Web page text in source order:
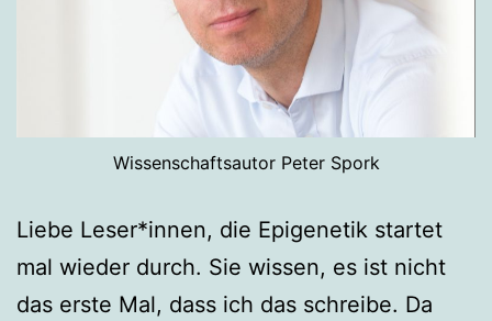
Wissenschaftsautor Peter Spork
Liebe Leser*innen, die Epigenetik startet
mal wieder durch. Sie wissen, es ist nicht
das erste Mal, dass ich das schreibe. Da